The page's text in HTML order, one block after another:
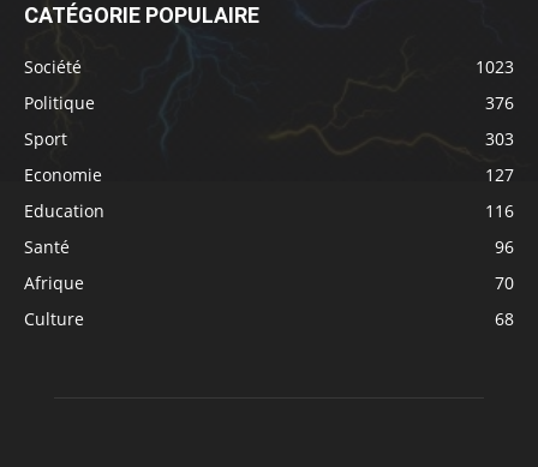
CATÉGORIE POPULAIRE
Société
1023
Politique
376
Sport
303
Economie
127
Education
116
Santé
96
Afrique
70
Culture
68